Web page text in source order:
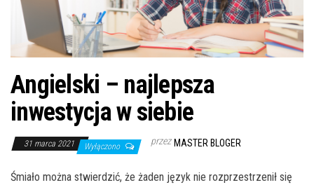
Angielski – najlepsza
inwestycja w siebie
31 marca 2021 Wyłączono przez MASTER BLOGER
Śmiało można stwierdzić, że żaden język nie rozprzestrzenił się